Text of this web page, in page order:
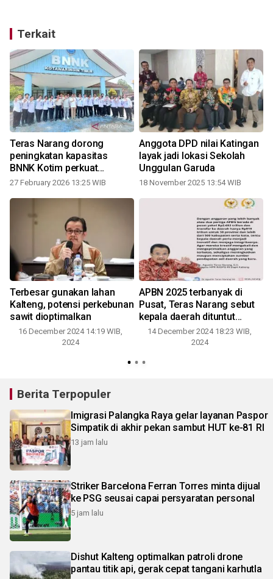
Terkait
Teras Narang dorong
peningkatan kapasitas
BNNK Kotim perkuat
pemberantasan narkoba
27 February 2026 13:25 WIB
Anggota DPD nilai Katingan
layak jadi lokasi Sekolah
Unggulan Garuda
18 November 2025 13:54 WIB
Terbesar gunakan lahan
Kalteng, potensi perkebunan
sawit dioptimalkan
16 December 2024 14:19 WIB,
2024
APBN 2025 terbanyak di
Pusat, Teras Narang sebut
kepala daerah dituntut
inovatif
14 December 2024 18:23 WIB,
2024
Berita Terpopuler
Imigrasi Palangka Raya gelar layanan Paspor
Simpatik di akhir pekan sambut HUT ke-81 RI
13 jam lalu
Striker Barcelona Ferran Torres minta dijual
ke PSG seusai capai persyaratan personal
5 jam lalu
Dishut Kalteng optimalkan patroli drone
pantau titik api, gerak cepat tangani karhutla